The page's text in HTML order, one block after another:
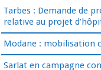
Tarbes : Demande de
relative au projet
Modane : mobilisation
Sarlat en campagne